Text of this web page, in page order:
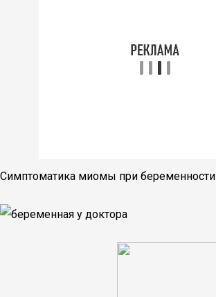
Симптоматика миомы при беременности